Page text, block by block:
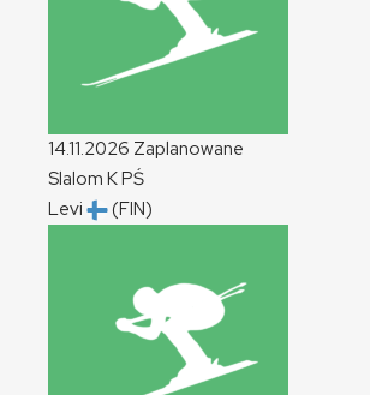
14.11.2026 Zaplanowane
Slalom KPŚ
Levi
(FIN)